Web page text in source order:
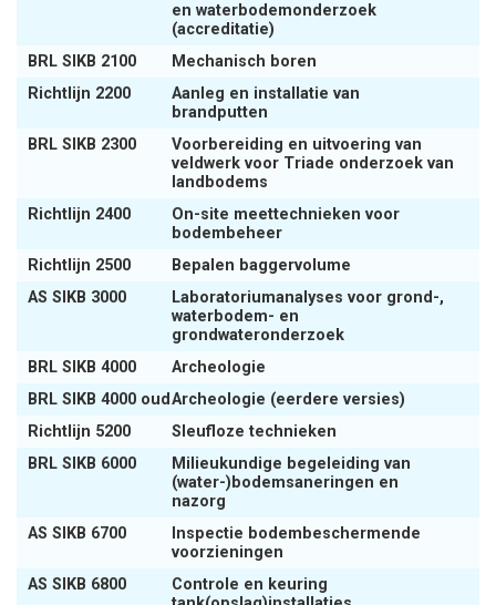
en waterbodemonderzoek
(accreditatie)
BRL SIKB 2100
Mechanisch boren
Richtlijn 2200
Aanleg en installatie van
brandputten
BRL SIKB 2300
Voorbereiding en uitvoering van
veldwerk voor Triade onderzoek van
landbodems
Richtlijn 2400
On-site meettechnieken voor
bodembeheer
Richtlijn 2500
Bepalen baggervolume
AS SIKB 3000
Laboratoriumanalyses voor grond-,
waterbodem- en
grondwateronderzoek
BRL SIKB 4000
Archeologie
BRL SIKB 4000 oud Archeologie (eerdere versies)
Richtlijn 5200
Sleufloze technieken
BRL SIKB 6000
Milieukundige begeleiding van
(water-)bodemsaneringen en
nazorg
AS SIKB 6700
Inspectie bodembeschermende
voorzieningen
AS SIKB 6800
Controle en keuring